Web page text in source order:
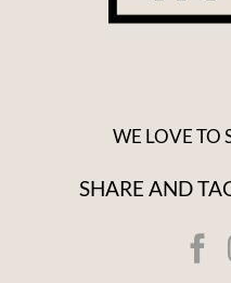
WE LOVE TO
SHARE AND